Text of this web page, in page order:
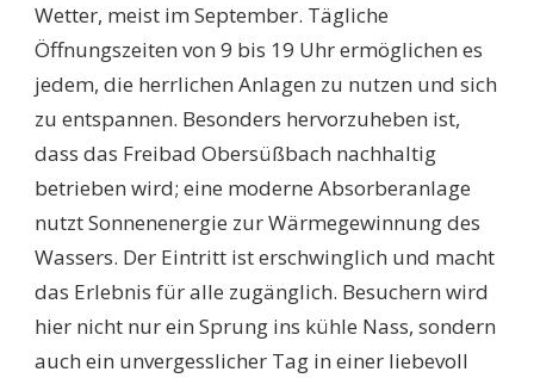
Wetter, meist im September. Tägliche
Öffnungszeiten von 9 bis 19 Uhr ermöglichen es
jedem, die herrlichen Anlagen zu nutzen und sich
zu entspannen. Besonders hervorzuheben ist,
dass das Freibad Obersüßbach nachhaltig
betrieben wird; eine moderne Absorberanlage
nutzt Sonnenenergie zur Wärmegewinnung des
Wassers. Der Eintritt ist erschwinglich und macht
das Erlebnis für alle zugänglich. Besuchern wird
hier nicht nur ein Sprung ins kühle Nass, sondern
auch ein unvergesslicher Tag in einer liebevoll